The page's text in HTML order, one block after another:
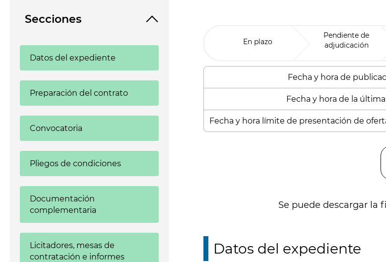
Secciones
Datos del expediente
Preparación del contrato
Convocatoria
Pliegos de condiciones
Documentación
complementaria
Licitadores, mesas de
contratación e informes
En plazo
Pendiente de
adjudicación
Fecha y hora de
Fecha y hora de la
Fecha y hora límite de presentación de
Se puede descargar la
Datos del expediente